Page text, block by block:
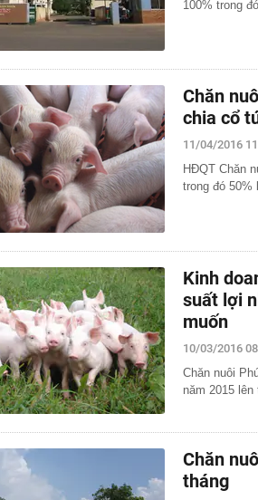
100% trong
Chăn
chia cổ
11/04/2016
HĐQT Chăn
trong đó 50%
Kinh
suất lợi
muốn
10/03/2016
Chăn nuôi
năm 2015
Chăn
tháng